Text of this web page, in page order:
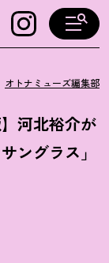
オトナミューズ編集部
】河北裕介が
ングラス」